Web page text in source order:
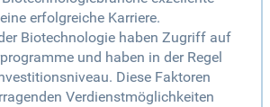
erfolgreiche Karriere.
Biotechnologie haben Zugriff auf
und haben in der Regel
Diese Faktoren
Verdienstmöglichkeiten